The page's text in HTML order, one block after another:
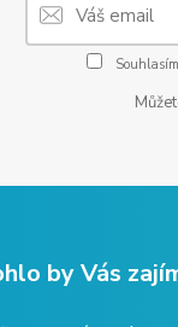
by Vás